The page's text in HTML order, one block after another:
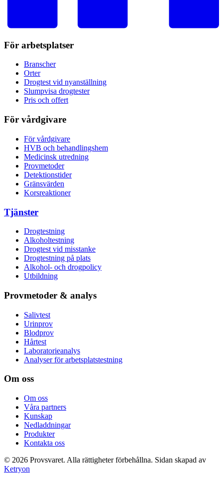
För arbetsplatser
Branscher
Orter
Drogtest vid nyanställning
Slumpvisa drogtester
Pris och offert
För vårdgivare
För vårdgivare
HVB och behandlingshem
Medicinsk utredning
Provmetoder
Detektionstider
Gränsvärden
Korsreaktioner
Tjänster
Drogtestning
Alkoholtestning
Drogtest vid misstanke
Drogtestning på plats
Alkohol- och drogpolicy
Utbildning
Provmetoder & analys
Salivtest
Urinprov
Blodprov
Hårtest
Laboratorieanalys
Analyser för arbetsplatstestning
Om oss
Om oss
Våra partners
Kunskap
Nedladdningar
Produkter
Kontakta oss
© 2026 Provsvaret. Alla rättigheter förbehållna. Sidan skapad av
Ketryon